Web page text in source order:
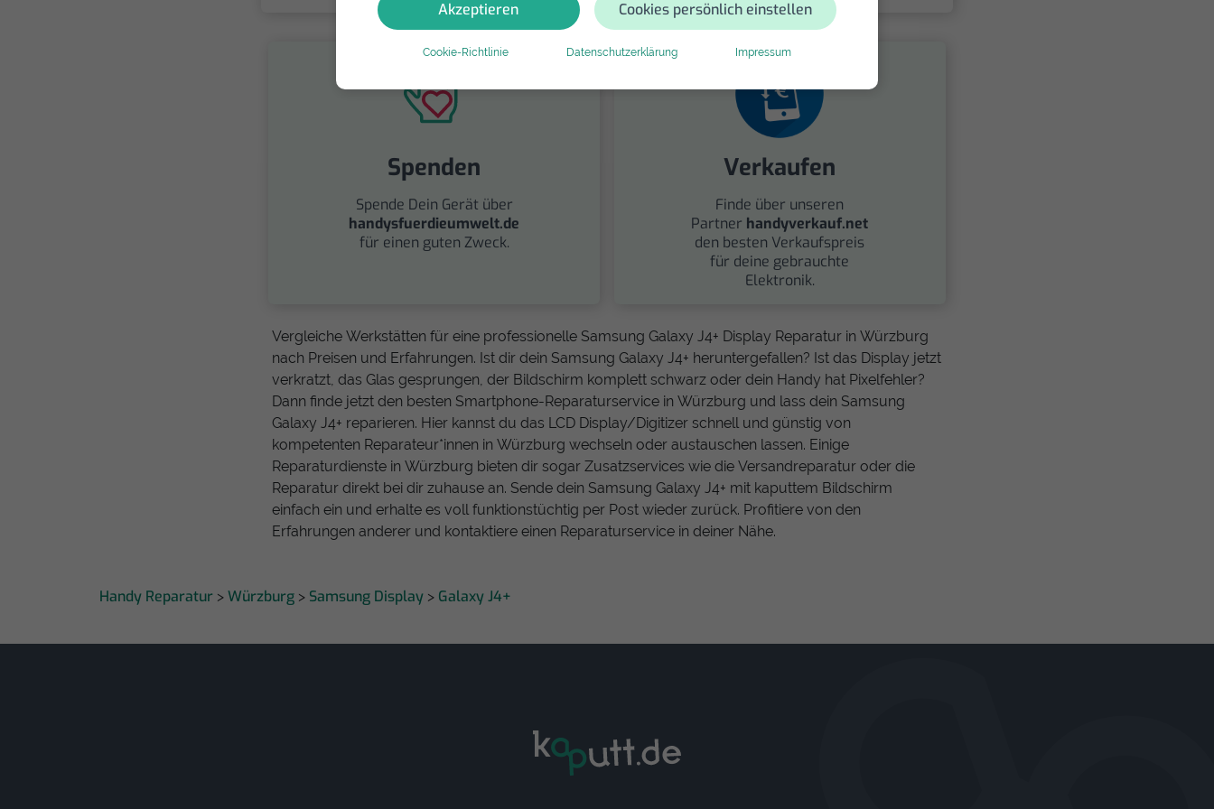
Akzeptieren Cookies persönlich einstellen
Cookie-Richtlinie Datenschutzerklärung Impressum
Spenden
Spende Dein Gerät über
handysfuerdieumwelt.de
für einen guten Zweck.
Verkaufen
Finde über unseren
Partner handyverkauf.net
den besten Verkaufspreis
für deine gebrauchte
Elektronik.
Vergleiche Werkstätten für eine professionelle Samsung Galaxy J4+ Display Reparatur in Würzburg
nach Preisen und Erfahrungen. Ist dir dein Samsung Galaxy J4+ heruntergefallen? Ist das Display jetzt
verkratzt, das Glas gesprungen, der Bildschirm komplett schwarz oder dein Handy hat Pixelfehler?
Dann finde jetzt den besten Smartphone-Reparaturservice in Würzburg und lass dein Samsung
Galaxy J4+ reparieren. Hier kannst du das LCD Display/Digitizer schnell und günstig von
kompetenten Reparateur*innen in Würzburg wechseln oder austauschen lassen. Einige
Reparaturdienste in Würzburg bieten dir sogar Zusatzservices wie die Versandreparatur oder die
Reparatur direkt bei dir zuhause an. Sende dein Samsung Galaxy J4+ mit kaputtem Bildschirm
einfach ein und erhalte es voll funktionstüchtig per Post wieder zurück. Profitiere von den
Erfahrungen anderer und kontaktiere einen Reparaturservice in deiner Nähe.
Handy Reparatur > Würzburg > Samsung Display > Galaxy J4+